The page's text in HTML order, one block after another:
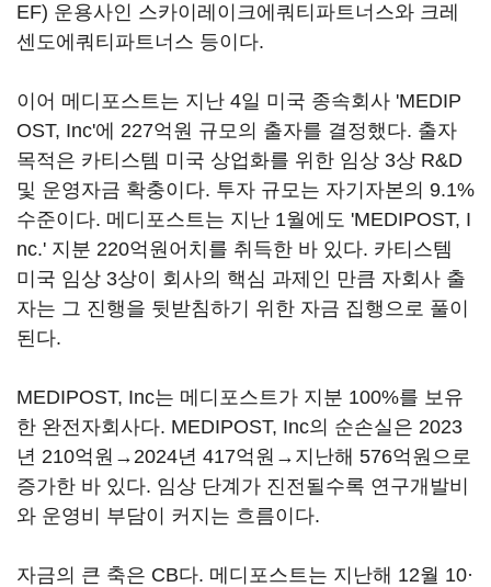
EF) 운용사인 스카이레이크에쿼티파트너스와 크레
센도에쿼티파트너스 등이다.
이어 메디포스트는 지난 4일 미국 종속회사 'MEDIP
OST, Inc'에 227억원 규모의 출자를 결정했다. 출자
목적은 카티스템 미국 상업화를 위한 임상 3상 R&D
및 운영자금 확충이다. 투자 규모는 자기자본의 9.1%
수준이다. 메디포스트는 지난 1월에도 'MEDIPOST, I
nc.' 지분 220억원어치를 취득한 바 있다. 카티스템
미국 임상 3상이 회사의 핵심 과제인 만큼 자회사 출
자는 그 진행을 뒷받침하기 위한 자금 집행으로 풀이
된다.
MEDIPOST, Inc는 메디포스트가 지분 100%를 보유
한 완전자회사다. MEDIPOST, Inc의 순손실은 2023
년 210억원→2024년 417억원→지난해 576억원으로
증가한 바 있다. 임상 단계가 진전될수록 연구개발비
와 운영비 부담이 커지는 흐름이다.
자금의 큰 축은 CB다. 메디포스트는 지난해 12월 10·